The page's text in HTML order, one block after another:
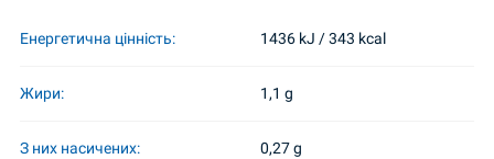
Енергетична цінність: 1436 kJ / 343 kcal
Жири: 1,1 g
З них насичених: 0,27 g